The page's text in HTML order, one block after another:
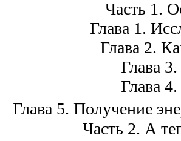
Часть 1.
Глава 1.
Глава 2.
Глава
Глава
Глава 5. Получение
Часть 2. А